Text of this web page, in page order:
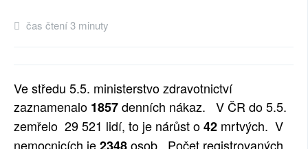
PŘÍSPĚVKY NA PROVOZ
RUBRIKY
čas čtení 3 minuty
Ve středu 5.5. ministerstvo zdravotnictví
zaznamenalo 1857denních nákaz.
V ČR do 5.5.
zemřelo 29 521 lidí, to je nárůst o42 mrtvých. V
nemocnicích je
osob. Počet registrovaných